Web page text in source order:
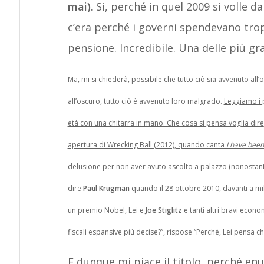
mai). Si, perché in quel 2009 si volle
c’era perché i governi spendevano
pensione. Incredibile. Una delle più
Ma, mi si chiederà, possibile che tutto ciò sia avvenuto
all’oscuro, tutto ciò è avvenuto loro malgrado. Leggiamo i
età con una chitarra in mano. Che cosa si pensa voglia dire
apertura di Wrecking Ball (2012), quando canta I have
delusione per non aver avuto ascolto a palazzo
dire Paul Krugman quando il 28 ottobre 2010, davanti a
un premio Nobel, Lei e Joe Stiglitz e tanti altri bravi
fiscali espansive più decise?”, rispose “Perché, Lei pensa